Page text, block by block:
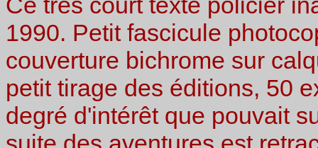
1990. Petit fascicule
couverture bichrome sur
petit tirage des éditions, 50
degré d'intérêt que pouvait